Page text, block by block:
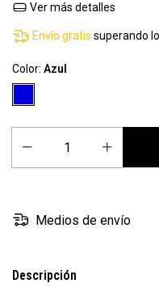
Ver más detalles
Envío gratis superando
Color: Azul
Medios de envío
Descripción